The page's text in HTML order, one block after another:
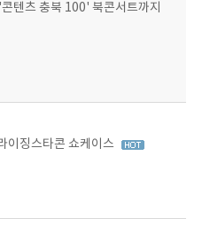
텐츠 충북 100' 북콘서트까지
이징스타콘 쇼케이스